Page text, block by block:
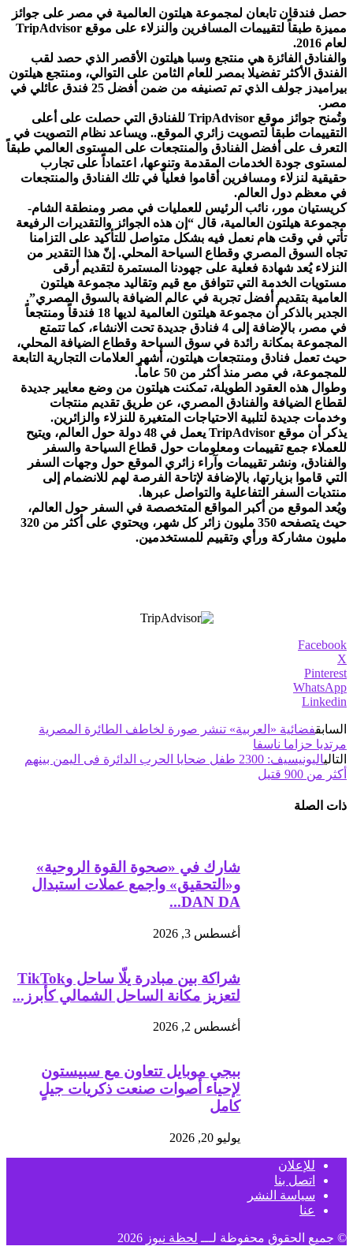
حصل فندقان تابعان لمجموعة هيلتون العالمية في مصر على جوائز
مميزة طبقاً لتقييمات المسافرين والنزلاء على موقع TripAdvisor
لعام 2016.
والفنادق الفائزة هي منتجع وسبا هيلتون الأقصر الذي حصد لقب
الفندق الأكثر تفضيلا بمصر للعام الثامن على التوالي، ومنتجع هيلتون
بيراميدز جولف الذي تم تصنيفه من ضمن أفضل 25 فندق عائلي في
مصر.
وتُمنح جوائز موقع TripAdvisor للفنادق التي حصلت على أعلى
التقييمات طبقاً لتصويت زائري الموقع.. ويساعد نظام التصويت في
التعرف على أفضل الفنادق والمنتجعات على المستوى العالمي طبقاً
لمستوى جودة الخدمات المقدمة وتنوعها، اعتماداً على تجارب
حقيقية لنزلاء ومسافرين أقاموا فعلياً في تلك الفنادق والمنتجعات
في معظم دول العالم.
كريستيان مور، نائب الرئيس للعمليات في مصر ومنطقة الشام-
مجموعة هيلتون العالمية، قال “إن هذه الجوائز والتقديرات الرفيعة
تأتي في وقت هام نعمل فيه بشكل متواصل للتأكيد على التزامنا
تجاه السوق المصري وقطاع السياحة المحلي. إنّ هذا التقدير من
النزلاء يُعد شهادة فعلية على جهودنا المستمرة لتقديم أرقى
مستويات الخدمة التي تتوافق مع قيم وتقاليد مجموعة هيلتون
العامية بتقديم أفضل تجربة في عالم الضيافة بالسوق المصري”.
الجدير بالذكر أن مجموعة هيلتون العالمية لديها 18 فندقاً ومنتجعاً
في مصر، بالإضافة إلى 4 فنادق جديدة تحت الانشاء، كما تتمتع
المجموعة بمكانة رائدة في سوق السياحة وقطاع الضيافة المحلي،
حيث تعمل فنادق ومنتجعات هيلتون، أشهر العلامات التجارية التابعة
للمجموعة، في مصر منذ أكثر من 50 عاماً.
وطوال هذه العقود الطويلة، تمكنت هيلتون من وضع معايير جديدة
لقطاع الضيافة والفنادق المصري، عن طريق تقديم منتجات
وخدمات جديدة لتلبية الاحتياجات المتغيرة للنزلاء والزائرين.
يذكر أن موقع TripAdvisor يعمل في 48 دولة حول العالم، ويتيح
للعملاء جمع تقييمات ومعلومات حول قطاع السياحة والسفر
والفنادق، ونشر تقييمات وآراء زائري الموقع حول وجهات السفر
التي قاموا بزيارتها، بالإضافة لإتاحة الفرصة لهم للانضمام إلى
منتديات السفر التفاعلية والتواصل عبرها.
ويُعد الموقع من أكبر المواقع المتخصصة في السفر حول العالم،
حيث يتصفحه 350 مليون زائر كل شهر، ويحتوي على أكثر من 320
مليون مشاركة ورأي وتقييم للمستخدمين.
Facebook
X
Pinterest
WhatsApp
Linkedin
السابقفضائية «العربية» تنشر صورة لخاطف الطائرة المصرية
مرتديا حزاما ناسفا
التالي
اليونيسيف: 2300 طفل ضحايا الحرب الدائرة فى اليمن بينهم
أكثر من 900 قتيل
ذات الصلة
شارك في «صحوة القوة الروحية»
و«التحقيق» واجمع عملات استبدال
DAN DA...
أغسطس 3, 2026
شراكة بين مبادرة يلّا ساحل وTikTok
لتعزيز مكانة الساحل الشمالي كأبرز...
أغسطس 2, 2026
ببجي موبايل تتعاون مع سبيستون
لإحياء أصوات صنعت ذكريات جيلٍ
كامل
يوليو 20, 2026
للإعلان
اتصل بنا
سياسة النشر
عنا
© جميع الحقوق محفوظة لـــ لحظة نيوز